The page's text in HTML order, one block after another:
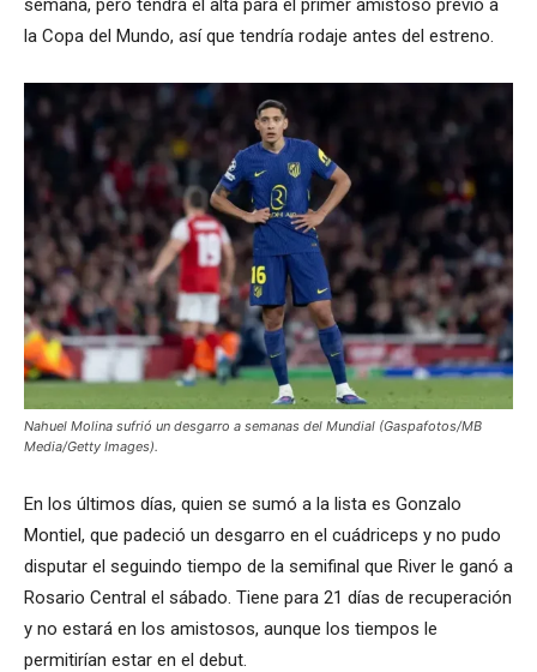
semana, pero tendrá el alta para el primer amistoso previo a
la Copa del Mundo, así que tendría rodaje antes del estreno.
Nahuel Molina sufrió un desgarro a semanas del Mundial (Gaspafotos/MB
Media/Getty Images).
En los últimos días, quien se sumó a la lista es Gonzalo
Montiel, que padeció un desgarro en el cuádriceps y no pudo
disputar el seguindo tiempo de la semifinal que River le ganó a
Rosario Central el sábado. Tiene para 21 días de recuperación
y no estará en los amistosos, aunque los tiempos le
permitirían estar en el debut.